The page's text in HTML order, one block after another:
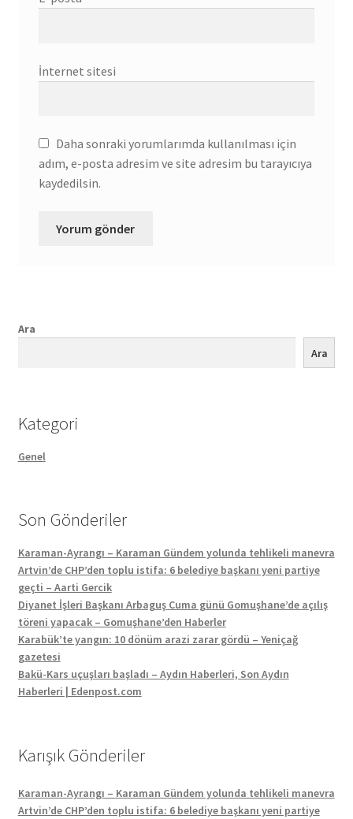
İnternet sitesi
Daha sonraki yorumlarımda kullanılması için
adım, e-posta adresim ve site adresim bu tarayıcıya
kaydedilsin.
Ara
Ara
Kategori
Genel
Son Gönderiler
Karaman-Ayrangı – Karaman Gündem yolunda tehlikeli manevra
Artvin’de CHP’den toplu istifa: 6 belediye başkanı yeni partiye
geçti – Aarti Gercik
Diyanet İşleri Başkanı Arbaguş Cuma günü Gomuşhane’de açılış
töreni yapacak – Gomuşhane’den Haberler
Karabük’te yangın: 10 dönüm arazi zarar gördü – Yeniçağ
gazetesi
Bakü-Kars uçuşları başladı – Aydın Haberleri, Son Aydın
Haberleri | Edenpost.com
Karışık Gönderiler
Karaman-Ayrangı – Karaman Gündem yolunda tehlikeli manevra
Artvin’de CHP’den toplu istifa: 6 belediye başkanı yeni partiye